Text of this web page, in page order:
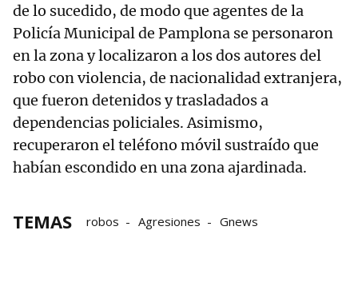
de lo sucedido, de modo que agentes de la
Policía Municipal de Pamplona se personaron
en la zona y localizaron a los dos autores del
robo con violencia, de nacionalidad extranjera,
que fueron detenidos y trasladados a
dependencias policiales. Asimismo,
recuperaron el teléfono móvil sustraído que
habían escondido en una zona ajardinada.
TEMAS robos Agresiones Gnews